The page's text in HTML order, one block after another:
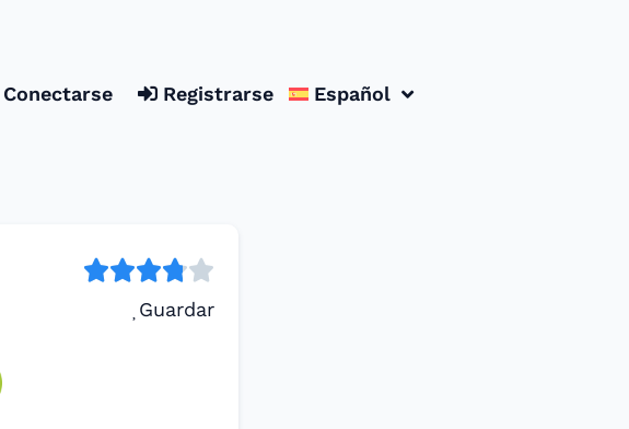
Conectarse Registrarse Español
Guardar